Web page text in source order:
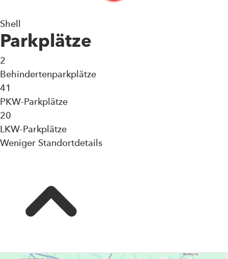
Shell
Parkplätze
2
Behindertenparkplätze
41
PKW-Parkplätze
20
LKW-Parkplätze
Weniger Standortdetails